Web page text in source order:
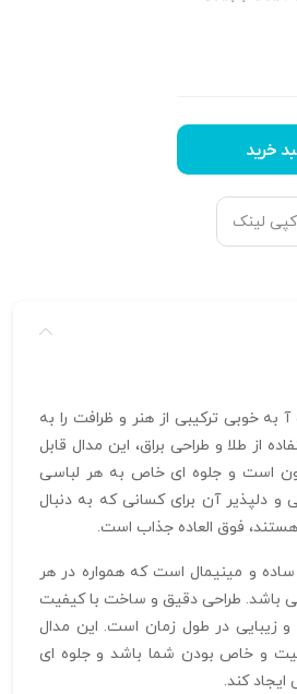
خرید
کپی لینک
به خوبی ترکیبی از هنر و ظرافت را به
از طلا و طراحی براق، این مدال قابل
است و جلوه‌ ای خاص به هر لباسی
دلپذیر آن برای کسانی که به دنبال
فوق‌ العاده جذاب است.
ساده و مینیمال است که همواره در هر
باشد. طراحی دقیق و ساخت با کیفیت
زیبایی در طول زمان است. این مدال
و خاص بودن شما باشد و جلوه‌ ای
ایجاد کند.